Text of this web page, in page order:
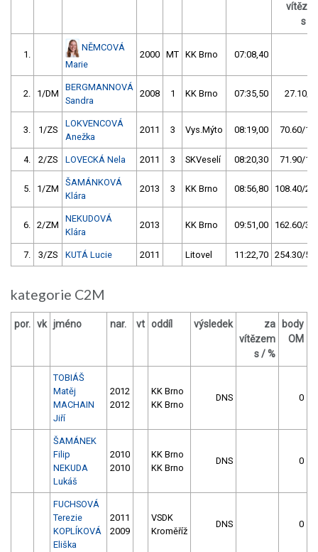
s /
1.
NĚMCOVÁ
Marie
2000 MT KK Brno 07:08,40
2. 1/DM
BERGMANNOVÁ
Sandra
2008 1 KK Brno 07:35,50 27.10/
3. 1/ZS
LOKVENCOVÁ
Anežka
2011 3 Vys.Mýto 08:19,00 70.60/
4. 2/ZS LOVECKÁ Nela 2011 3 SKVeselí 08:20,30 71.90/
5. 1/ZM
ŠAMÁNKOVÁ
Klára
2013 3 KK Brno 08:56,80 108.40/
6. 2/ZM
NEKUDOVÁ
Klára
2013 KK Brno 09:51,00 162.60/
7. 3/ZS KUTÁ Lucie 2011 Litovel 11:22,70 254.30/
kategorie C2M
por. vk jméno nar. vt oddíl výsledek
za
vítězem
s / %
body
OM
TOBIÁŠ
Matěj
MACHAIN
Jiří
2012
2012
KK Brno
KK Brno
DNS 0
ŠAMÁNEK
Filip
NEKUDA
Lukáš
2010
2010
KK Brno
KK Brno
DNS 0
FUCHSOVÁ
Terezie
KOPLÍKOVÁ
Eliška
2011
2009
VSDK
Kroměříž
DNS 0